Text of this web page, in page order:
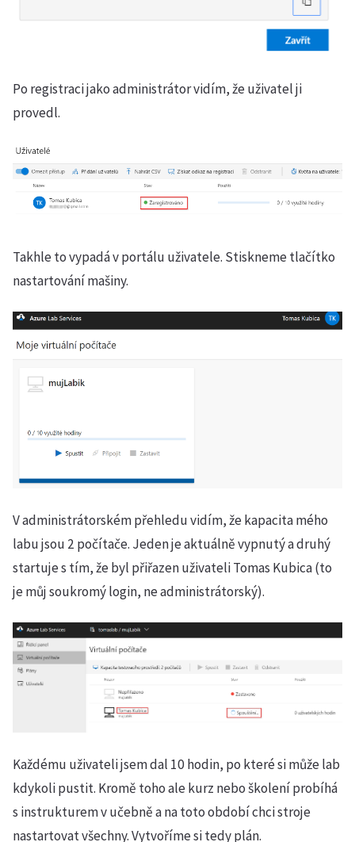
Po registraci jako administrátor vidím, že uživatel ji
provedl.
Takhle to vypadá v portálu uživatele. Stiskneme tlačítko
nastartování mašiny.
V administrátorském přehledu vidím, že kapacita mého
labu jsou 2 počítače. Jeden je aktuálně vypnutý a druhý
startuje s tím, že byl přiřazen uživateli Tomas Kubica (to
je můj soukromý login, ne administrátorský).
Každému uživateli jsem dal 10 hodin, po které si může lab
kdykoli pustit. Kromě toho ale kurz nebo školení probíhá
s instrukturem v učebně a na toto období chci stroje
nastartovat všechny. Vytvoříme si tedy plán.